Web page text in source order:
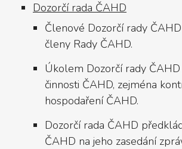
Dozorčí rada ČAHD
Členové Dozorčí rady
členy Rady ČAHD.
Úkolem Dozorčí rady
činnosti ČAHD, zejména
hospodaření ČAHD.
Dozorčí rada ČAHD
ČAHD na jeho zasedání